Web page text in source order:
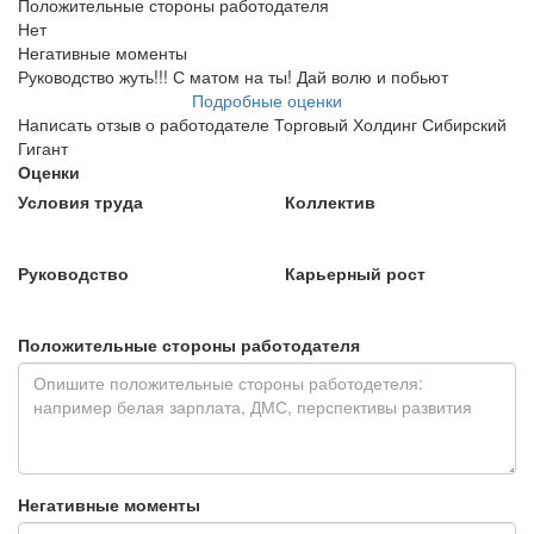
Положительные стороны работодателя
Нет
Негативные моменты
Руководство жуть!!! С матом на ты! Дай волю и побьют
Подробные оценки
Написать отзыв о работодателе Торговый Холдинг Сибирский
Гигант
Оценки
Условия труда
Коллектив
Руководство Карьерный рост
Положительные стороны работодателя
Негативные моменты